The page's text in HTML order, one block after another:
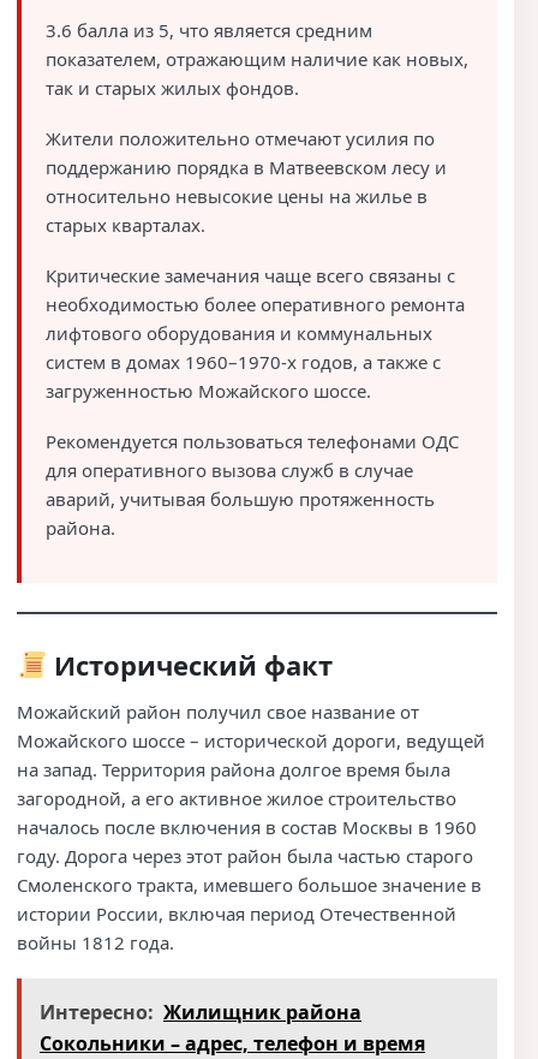
3.6 балла из 5, что является средним
показателем, отражающим наличие как новых,
так и старых жилых фондов.
Жители положительно отмечают усилия по
поддержанию порядка в Матвеевском лесу и
относительно невысокие цены на жилье в
старых кварталах.
Критические замечания чаще всего связаны с
необходимостью более оперативного ремонта
лифтового оборудования и коммунальных
систем в домах 1960–1970-х годов, а также с
загруженностью Можайского шоссе.
Рекомендуется пользоваться телефонами ОДС
для оперативного вызова служб в случае
аварий, учитывая большую протяженность
района.
Исторический факт
Можайский район получил свое название от
Можайского шоссе – исторической дороги, ведущей
на запад. Территория района долгое время была
загородной, а его активное жилое строительство
началось после включения в состав Москвы в 1960
году. Дорога через этот район была частью старого
Смоленского тракта, имевшего большое значение в
истории России, включая период Отечественной
войны 1812 года.
Интересно: Жилищник района
Сокольники – адрес, телефон и время